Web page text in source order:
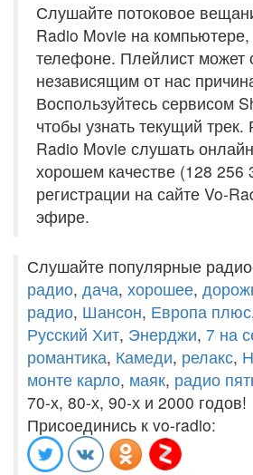
Слушайте потоковое
Radio Movie на
телефоне. Плейлист может
независящим от нас
Воспользуйтесь сервисом
чтобы узнать текущий
Radio Movie слушать
хорошем качестве (128 256
регистрации на сайте Vo-
эфире.
Слушайте популярные
радио, дача, хорошее,
радио, Шансон, Европа плюс
Русский Хит, Энерджи, 7 на
романтика, Камеди, релакс,
монте карло, маяк, радио
70-х, 80-х, 90-х и 2000 годов!
Присоединись к vo-radio: